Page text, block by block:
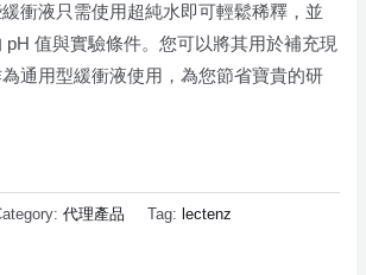
衝液只需使用超純水即可輕鬆稀釋，並
pH 值與實驗條件。您可以將其用於補充現
通用型緩衝液使用，為您節省寶貴的研
代理產品 Tag: lectenz